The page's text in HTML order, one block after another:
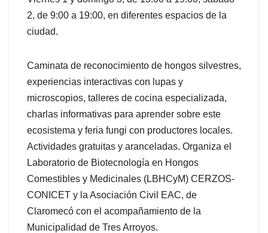
2, de 9:00 a 19:00, en diferentes espacios de la
ciudad.
Caminata de reconocimiento de hongos silvestres,
experiencias interactivas con lupas y
microscopios, talleres de cocina especializada,
charlas informativas para aprender sobre este
ecosistema y feria fungi con productores locales.
Actividades gratuitas y aranceladas. Organiza el
Laboratorio de Biotecnología en Hongos
Comestibles y Medicinales (LBHCyM) CERZOS-
CONICET y la Asociación Civil EAC, de
Claromecó con el acompañamiento de la
Municipalidad de Tres Arroyos.